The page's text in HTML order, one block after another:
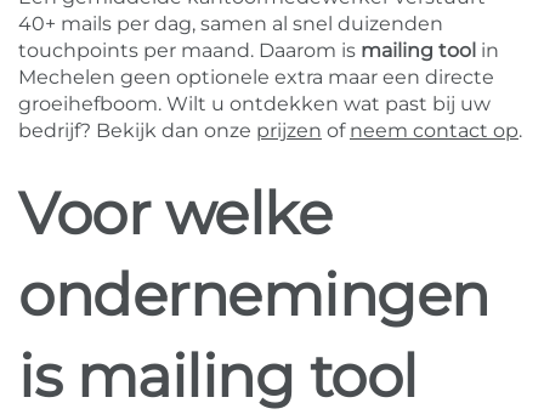
40+ mails per dag, samen al snel duizenden
touchpoints per maand. Daarom is mailing tool in
Mechelen geen optionele extra maar een directe
groeihefboom. Wilt u ontdekken wat past bij uw
bedrijf? Bekijk dan onze prijzen of neem contact op.
Voor welke
ondernemingen
is mailing tool